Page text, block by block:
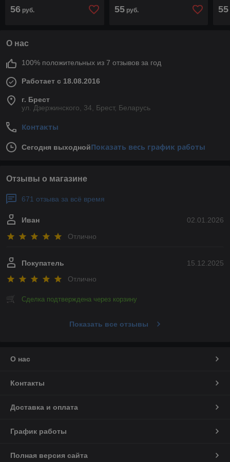
56 руб. 55руб. 55
О нас
100% положительных из 7 отзывов за год
Работает с 18.08.2016
г. Брест
ул. Дзержинского, 34, Брест, Беларусь
Контакты
Сегодня выходнойПоказать весь график работы
Отзывы о магазине
671 отзыва за всё время
02.01.2026
Иван
Отлично
15.12.2025
Покупатель
Отлично
Сделка подтверждена через корзину
Показать все отзывы
О нас
Контакты
Доставка и оплата
График работы
Полная версия сайта